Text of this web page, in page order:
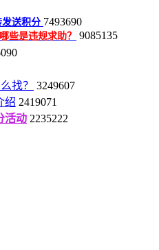
送积分 7493690
些是违规求助？ 9085135
找？
3249607
绍 2419071
活动 2235222